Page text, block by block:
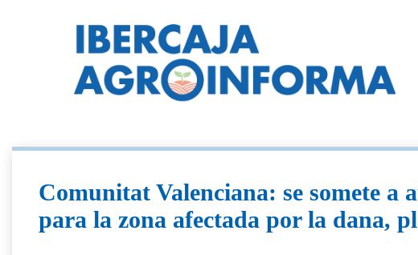
Comunitat Valenciana: se somete a
para la zona afectada por la dana,